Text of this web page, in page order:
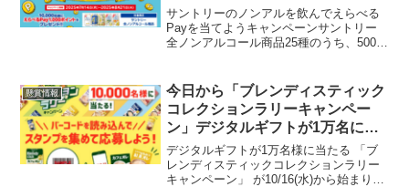
②オールフリー1,000円以上で
USJ プレミアム貸切ナイトが
1,250組2,500名に当たる
サントリーのノンアルを飲んでえらべる
Payを当てようキャンペーンサントリー
全ノンアルコール商品25種のうち、500円
名に当たります。※ケース商品・6缶...
懸賞情報
今日から「ブレンディスティック
コレクションラリーキャンペー
ン」デジタルギフトが1万名に当
たる！（10/16～）
デジタルギフトが1万名様に当たる 「ブ
レンディスティックコレクションラリー
キャンペーン」 が10/16(水)から始まりま